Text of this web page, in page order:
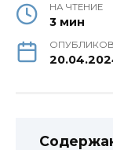
НА ЧТЕНИЕ
3 мин